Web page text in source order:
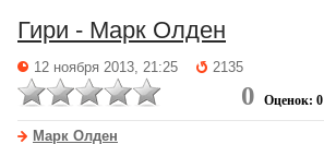
Гири - Марк Олден
12 ноября 2013, 21:25 2135
0 Оценок: 0
Марк Олден